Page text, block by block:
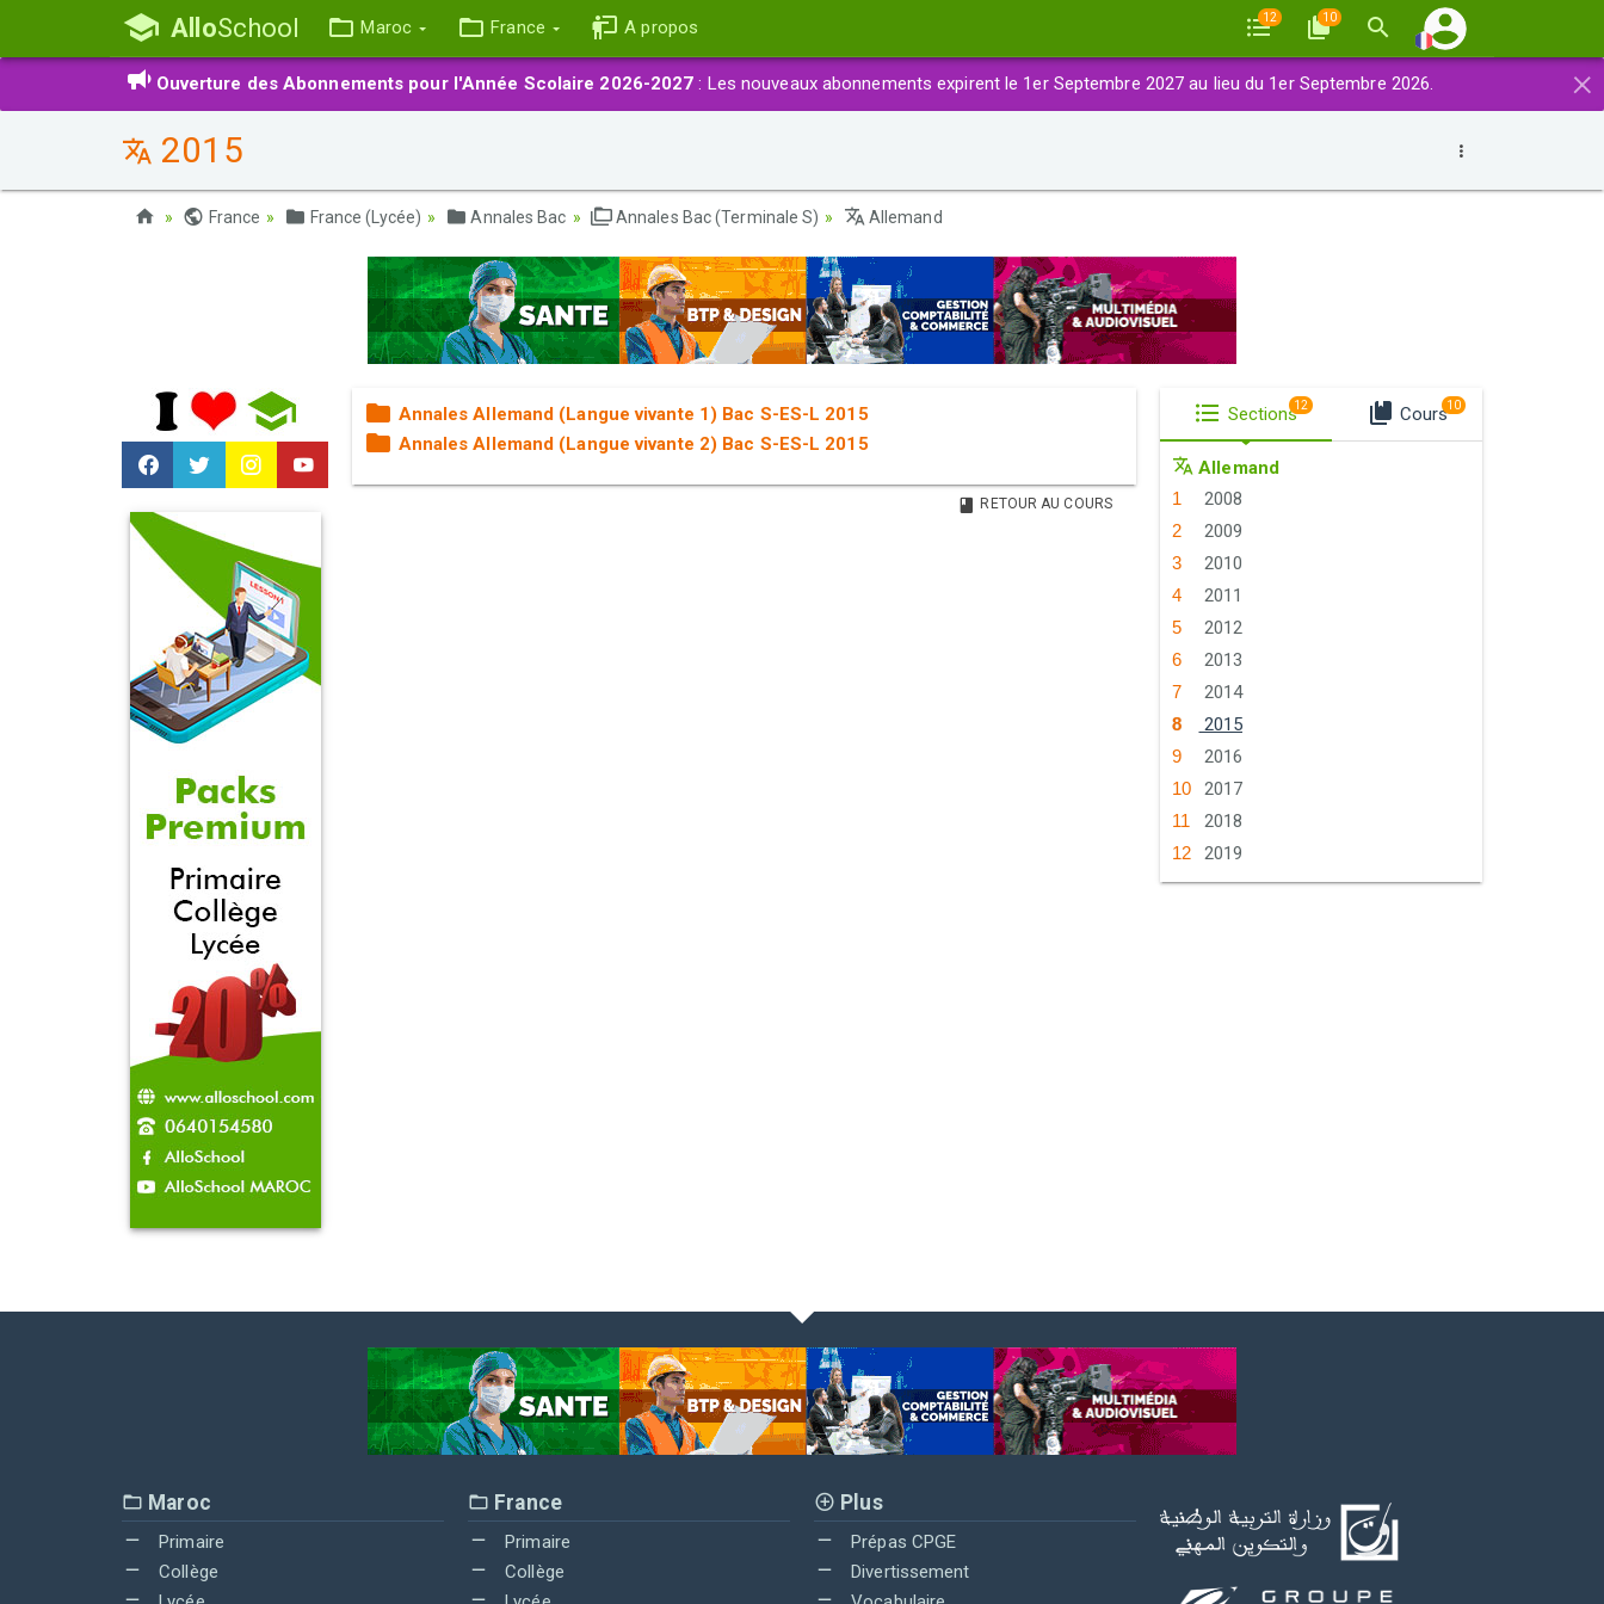
AlloSchool Maroc France A propos 12 10
×
Ouverture des Abonnements pour l'Année Scolaire 2026-2027 : Les nouveaux abonnements expirent le 1er Septembre 2027 au lieu du 1er Septembre 2026.
2015
France France (Lycée) Annales Bac Annales Bac (Terminale S) Allemand
Annales Allemand (Langue vivante 1) Bac S-ES-L 2015
Annales Allemand (Langue vivante 2) Bac S-ES-L 2015
RETOUR AU COURS
Sections12 Cours10
Allemand
2008
2009
2010
2011
2012
2013
2014
2015
2016
2017
2018
2019
Maroc
Primaire
Collège
France
Primaire
Collège
Plus
Prépas CPGE
Divertissement